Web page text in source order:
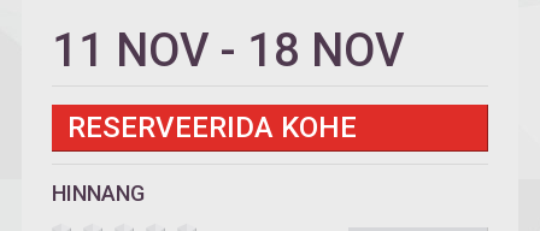
11 NOV - 18 NOV
RESERVEERIDA KOHE
HINNANG